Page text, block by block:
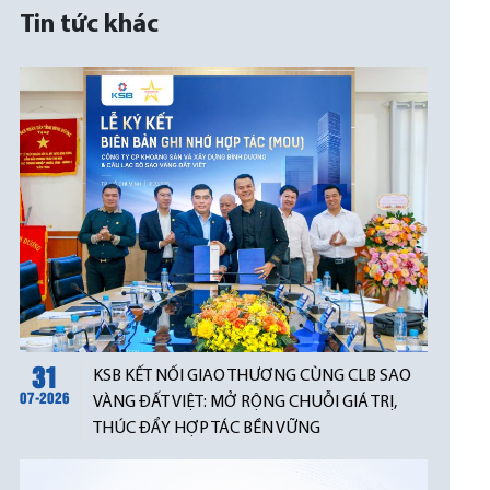
Tin tức khác
31
07-2026
KSB KẾT NỐI GIAO THƯƠNG CÙNG CLB SAO
VÀNG ĐẤT VIỆT: MỞ RỘNG CHUỖI GIÁ TRỊ,
THÚC ĐẨY HỢP TÁC BỀN VỮNG